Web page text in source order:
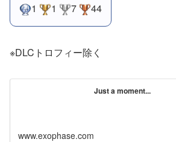
1 1 7 44
※DLCトロフィー除く
Just a moment...
www.exophase.com